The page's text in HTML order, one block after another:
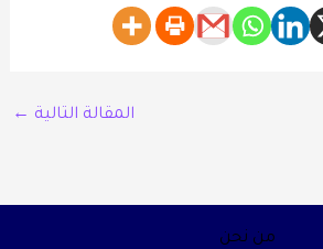
المقالة التالية ←
من نحن